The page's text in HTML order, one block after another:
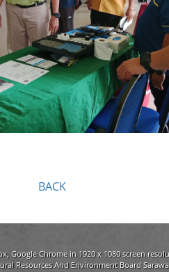
BACK
Google Chrome in 1920 x 1080 screen
Resources And Environment Board